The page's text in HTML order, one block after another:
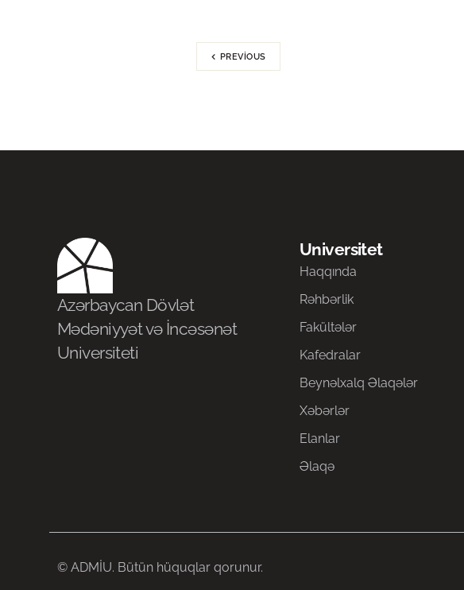
PREVIOUS
Azərbaycan Dövlət
Mədəniyyət və İncəsənət
Universiteti
Universitet
Haqqında
Rəhbərlik
Fakültələr
Kafedralar
Beynəlxalq Əlaqələr
Xəbərlər
Elanlar
Əlaqə
© ADMİU. Bütün hüquqlar qorunur.